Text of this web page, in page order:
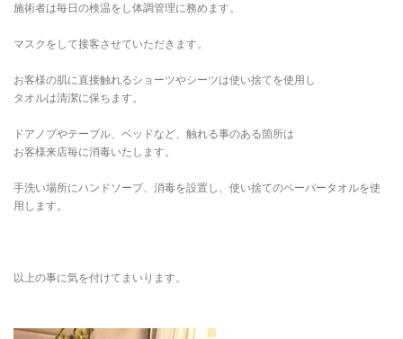
施術者は毎日の検温をし体調管理に務めます。
マスクをして接客させていただきます。
お客様の肌に直接触れるショーツやシーツは使い捨てを使用し
タオルは清潔に保ちます。
ドアノブやテーブル、ベッドなど、触れる事のある箇所は
お客様来店毎に消毒いたします。
手洗い場所にハンドソープ、消毒を設置し、使い捨てのペーパータオルを使
用します。
以上の事に気を付けてまいります。